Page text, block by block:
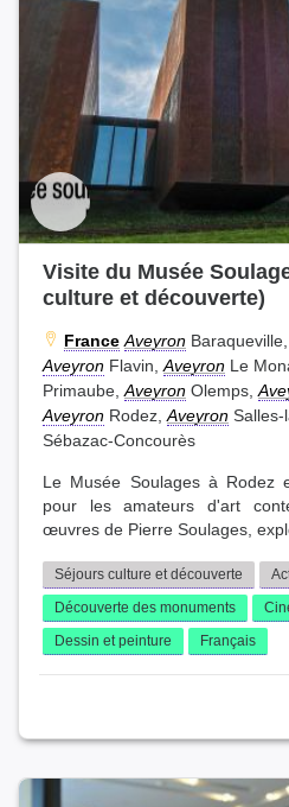
Visite du Musée
culture et découverte)
France Aveyron Baraqueville,
Aveyron Flavin, Aveyron Le
Primaube, Aveyron Olemps,
Aveyron Rodez, Aveyron Salles-
Sébazac-Concourès
Le Musée Soulages à Rodez
pour les amateurs d'art
œuvres de Pierre Soulages,
Séjours culture et découverte
Découverte des monuments
Dessin et peinture
Français